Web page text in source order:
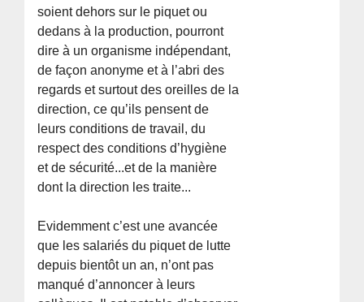
soient dehors sur le piquet ou
dedans à la production, pourront
dire à un organisme indépendant,
de façon anonyme et à l’abri des
regards et surtout des oreilles de la
direction, ce qu’ils pensent de
leurs conditions de travail, du
respect des conditions d’hygiène
et de sécurité...et de la manière
dont la direction les traite...
Evidemment c’est une avancée
que les salariés du piquet de lutte
depuis bientôt un an, n’ont pas
manqué d’annoncer à leurs